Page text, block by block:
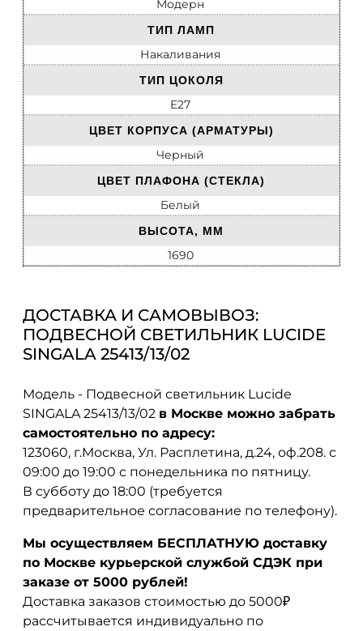
Модерн
ТИП ЛАМП
Накаливания
ТИП ЦОКОЛЯ
E27
ЦВЕТ КОРПУСА (АРМАТУРЫ)
Черный
ЦВЕТ ПЛАФОНА (СТЕКЛА)
Белый
ВЫСОТА, ММ
1690
ДОСТАВКА И САМОВЫВОЗ:
ПОДВЕСНОЙ СВЕТИЛЬНИК LUCIDE
SINGALA 25413/13/02
Модель - Подвесной светильник Lucide
SINGALA 25413/13/02 в Москве можно забрать
самостоятельно по адресу:
123060, г.Москва, Ул. Расплетина, д.24, оф.208. с
09:00 до 19:00 с понедельника по пятницу.
В субботу до 18:00 (требуется
предварительное согласование по телефону).
Мы осуществляем БЕСПЛАТНУЮ доставку
по Москве курьерской службой СДЭК при
заказе от 5000 рублей!
Доставка заказов стоимостью до 5000₽
рассчитывается индивидуально по